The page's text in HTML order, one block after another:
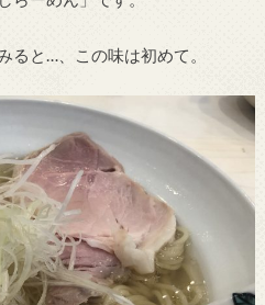
ると…、この味は初めて。